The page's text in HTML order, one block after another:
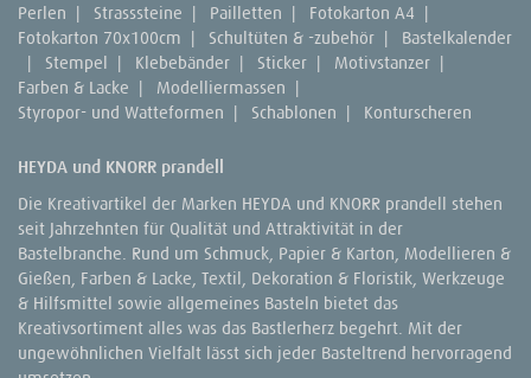
Perlen | Strasssteine | Pailletten | Fotokarton A4 |
Fotokarton 70x100cm | Schultüten & -zubehör |
Bastelkalender
|
Stempel | Klebebänder | Sticker | Motivstanzer |
Farben & Lacke | Modelliermassen |
Styropor- und Watteformen | Schablonen | Konturscheren
HEYDA und KNORR prandell
Die Kreativartikel der Marken HEYDA und KNORR prandell stehen
seit Jahrzehnten für Qualität und Attraktivität in der
Bastelbranche. Rund um Schmuck, Papier & Karton, Modellieren &
Gießen, Farben & Lacke, Textil, Dekoration & Floristik, Werkzeuge
& Hilfsmittel sowie allgemeines Basteln bietet das
Kreativsortiment alles was das Bastlerherz begehrt. Mit der
ungewöhnlichen Vielfalt lässt sich jeder Basteltrend hervorragend